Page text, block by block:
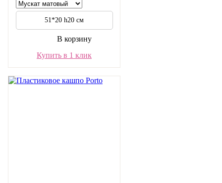
51*20 h20 см
В корзину
Купить в 1 клик